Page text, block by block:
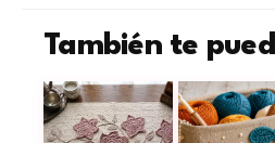
También te